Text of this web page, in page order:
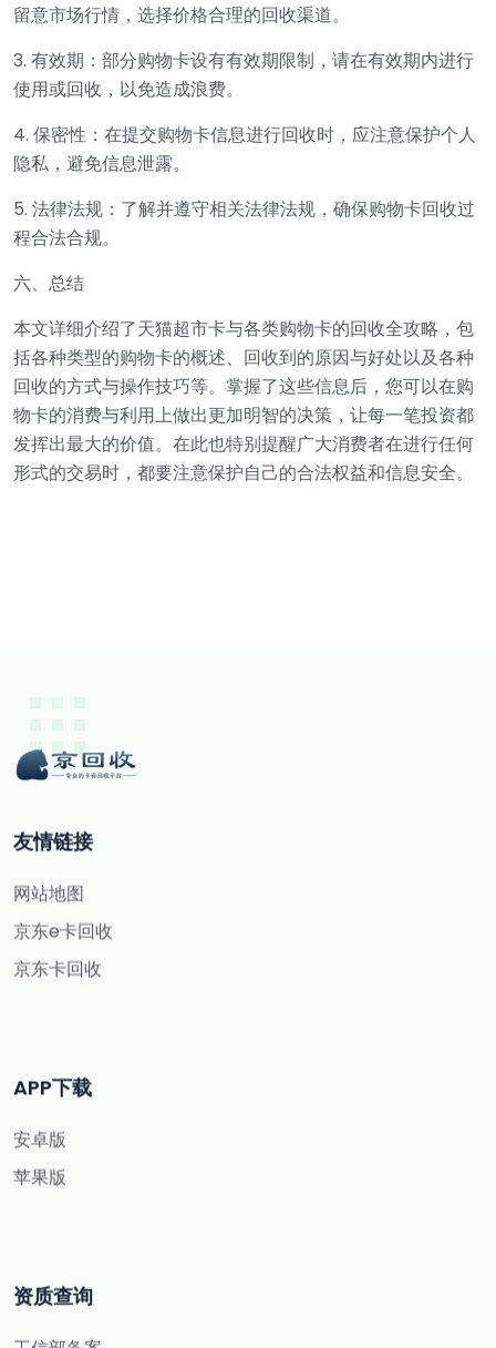
留意市场行情，选择价格合理的回收渠道。
3. 有效期：部分购物卡设有有效期限制，请在有效期内进行
使用或回收，以免造成浪费。
4. 保密性：在提交购物卡信息进行回收时，应注意保护个人
隐私，避免信息泄露。
5. 法律法规：了解并遵守相关法律法规，确保购物卡回收过
程合法合规。
六、总结
本文详细介绍了天猫超市卡与各类购物卡的回收全攻略，包
括各种类型的购物卡的概述、回收到的原因与好处以及各种
回收的方式与操作技巧等。掌握了这些信息后，您可以在购
物卡的消费与利用上做出更加明智的决策，让每一笔投资都
发挥出最大的价值。在此也特别提醒广大消费者在进行任何
形式的交易时，都要注意保护自己的合法权益和信息安全。
友情链接
网站地图
京东e卡回收
京东卡回收
APP下载
安卓版
苹果版
资质查询